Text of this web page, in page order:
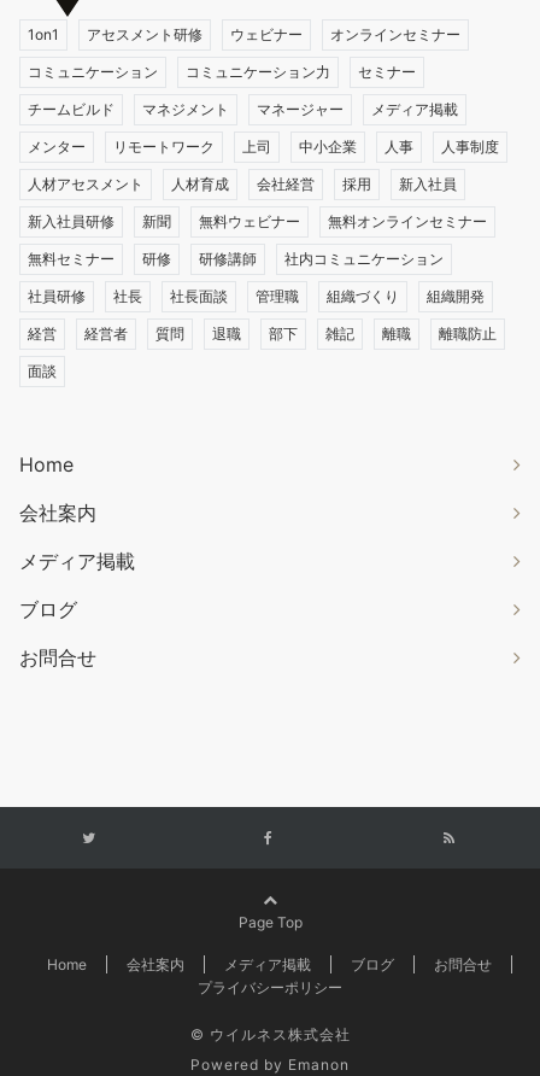
1on1 アセスメント研修 ウェビナー オンラインセミナー
コミュニケーション コミュニケーション力 セミナー
チームビルド マネジメント マネージャー メディア掲載
メンター リモートワーク 上司 中小企業 人事 人事制度
人材アセスメント 人材育成 会社経営 採用 新入社員
新入社員研修 新聞 無料ウェビナー 無料オンラインセミナー
無料セミナー 研修 研修講師 社内コミュニケーション
社員研修 社長 社長面談 管理職 組織づくり 組織開発
経営 経営者 質問 退職 部下 雑記 離職 離職防止
面談
Home
会社案内
メディア掲載
ブログ
お問合せ
Page Top
Home 会社案内 メディア掲載 ブログ
お問合せ
プライバシーポリシー
© ウイルネス株式会社
Powered by Emanon